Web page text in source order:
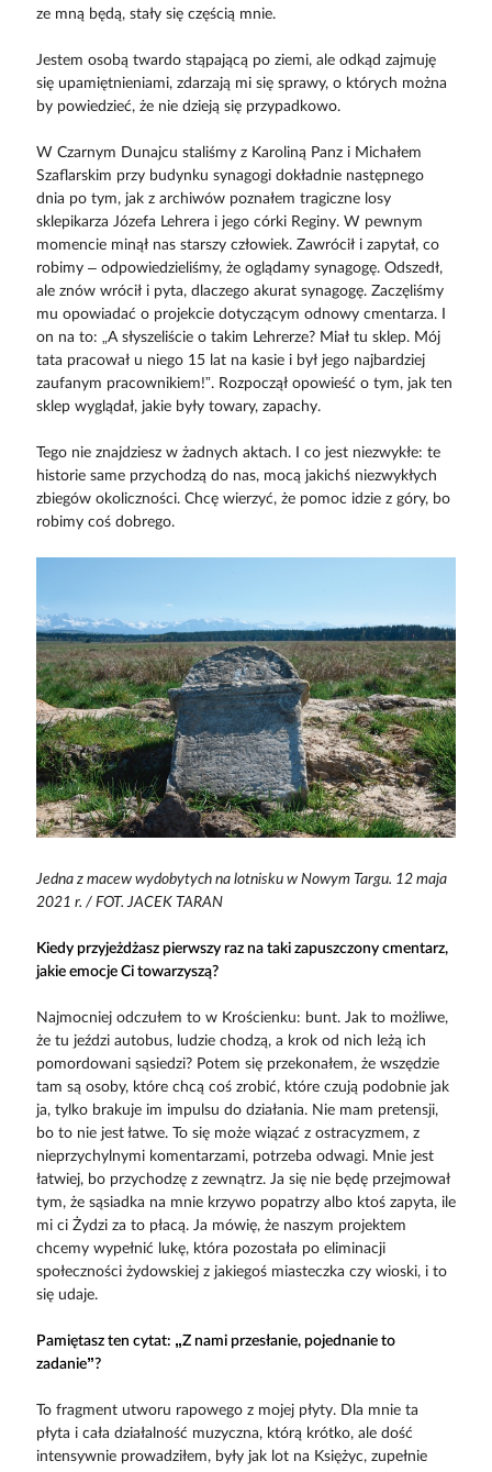
ze mną będą, stały się częścią mnie.
Jestem osobą twardo stąpającą po ziemi, ale odkąd zajmuję
się upamiętnieniami, zdarzają mi się sprawy, o których można
by powiedzieć, że nie dzieją się przypadkowo.
W Czarnym Dunajcu staliśmy z Karoliną Panz i Michałem
Szaflarskim przy budynku synagogi dokładnie następnego
dnia po tym, jak z archiwów poznałem tragiczne losy
sklepikarza Józefa Lehrera i jego córki Reginy. W pewnym
momencie minął nas starszy człowiek. Zawrócił i zapytał, co
robimy – odpowiedzieliśmy, że oglądamy synagogę. Odszedł,
ale znów wrócił i pyta, dlaczego akurat synagogę. Zaczęliśmy
mu opowiadać o projekcie dotyczącym odnowy cmentarza. I
on na to: „A słyszeliście o takim Lehrerze? Miał tu sklep. Mój
tata pracował u niego 15 lat na kasie i był jego najbardziej
zaufanym pracownikiem!”. Rozpoczął opowieść o tym, jak ten
sklep wyglądał, jakie były towary, zapachy.
Tego nie znajdziesz w żadnych aktach. I co jest niezwykłe: te
historie same przychodzą do nas, mocą jakichś niezwykłych
zbiegów okoliczności. Chcę wierzyć, że pomoc idzie z góry, bo
robimy coś dobrego.
Jedna z macew wydobytych na lotnisku w Nowym Targu. 12 maja
2021 r. / FOT. JACEK TARAN
Kiedy przyjeżdżasz pierwszy raz na taki zapuszczony cmentarz,
jakie emocje Ci towarzyszą?
Najmocniej odczułem to w Kroś­cienku: bunt. Jak to możliwe,
że tu jeździ autobus, ludzie chodzą, a krok od nich leżą ich
pomordowani sąsiedzi? Potem się przekonałem, że wszędzie
tam są osoby, które chcą coś zrobić, które czują podobnie jak
ja, tylko brakuje im impulsu do działania. Nie mam pretensji,
bo to nie jest łatwe. To się może wiązać z ostracyzmem, z
nieprzychylnymi komentarzami, potrzeba odwagi. Mnie jest
łatwiej, bo przychodzę z zewnątrz. Ja się nie będę przejmował
tym, że sąsiadka na mnie krzywo popatrzy albo ktoś zapyta, ile
mi ci Żydzi za to płacą. Ja mówię, że naszym projektem
chcemy wypełnić lukę, która pozostała po eliminacji
społeczności żydowskiej z jakiegoś miasteczka czy wioski, i to
się udaje.
Pamiętasz ten cytat: „Z nami przes­łanie, pojednanie to
zadanie”?
To fragment utworu rapowego z mojej płyty. Dla mnie ta
płyta i cała działalność muzyczna, którą krótko, ale dość
intensywnie prowadziłem, były jak lot na Księżyc, zupełnie